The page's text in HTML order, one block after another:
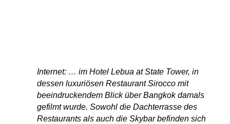
Internet: … im Hotel Lebua at State Tower, in
dessen luxuriösen Restaurant Sirocco mit
beeindruckendem Blick über Bangkok damals
gefilmt wurde. Sowohl die Dachterrasse des
Restaurants als auch die Skybar befinden sich